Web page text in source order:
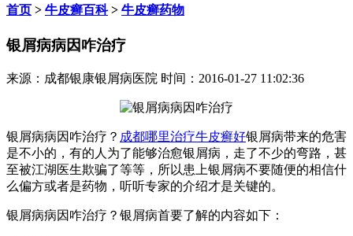
首页 > 牛皮癣百科> 牛皮癣药物
银屑病病因咋治疗
来源：成都银康银屑病医院 时间：2016-01-27 11:02:36
银屑病病因咋治疗？ 成都哪里治疗牛皮癣好银屑病带来的危害
是不小的，有的人为了能够治愈银屑病，走了不少的弯路，甚
至被江湖医生欺骗了等等，所以患上银屑病不要随便的相信什
么偏方或者是药物，听听专家的介绍才是关键的。
银屑病病因咋治疗？银屑病首要了解的内容如下：